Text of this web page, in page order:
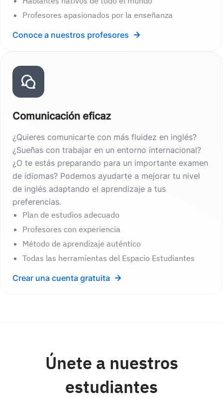
Profesores apasionados por la enseñanza
Conoce a nuestros profesores
Comunicación eficaz
¿Quieres comunicarte con más fluidez en inglés?
¿Sueñas con trabajar en un entorno internacional?
¿O te estás preparando para un importante examen
de idiomas? Podemos ayudarte a mejorar tu nivel
de inglés adaptando el aprendizaje a tus
preferencias.
Plan de estudios adecuado
Profesores con experiencia
Método de aprendizaje auténtico
Todas las herramientas del Espacio Estudiantes
Crear una cuenta gratuita
Únete a nuestros
estudiantes